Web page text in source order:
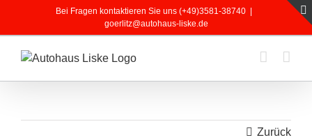
Bei Fragen kontaktieren Sie uns (+49)3581-38740
goerlitz@autohaus-liske.de
Zurück